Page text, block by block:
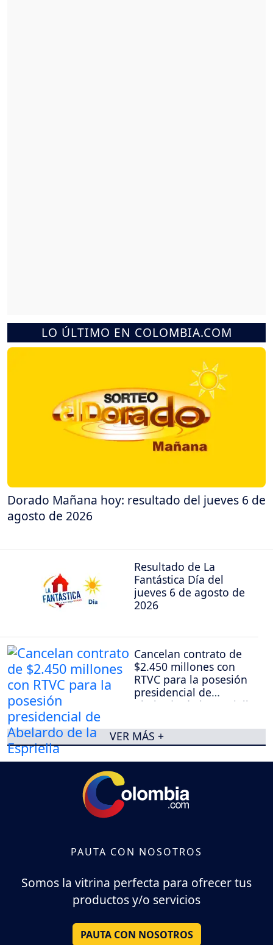
LO ÚLTIMO EN COLOMBIA.COM
Dorado Mañana hoy: resultado del jueves 6 de
agosto de 2026
Resultado de La
Fantástica Día del
jueves 6 de agosto de
2026
Cancelan contrato de
$2.450 millones con
RTVC para la posesión
presidencial de
Abelardo de la Espriella
VER MÁS +
PAUTA CON NOSOTROS
Somos la vitrina perfecta para ofrecer tus
productos y/o servicios
PAUTA CON NOSOTROS